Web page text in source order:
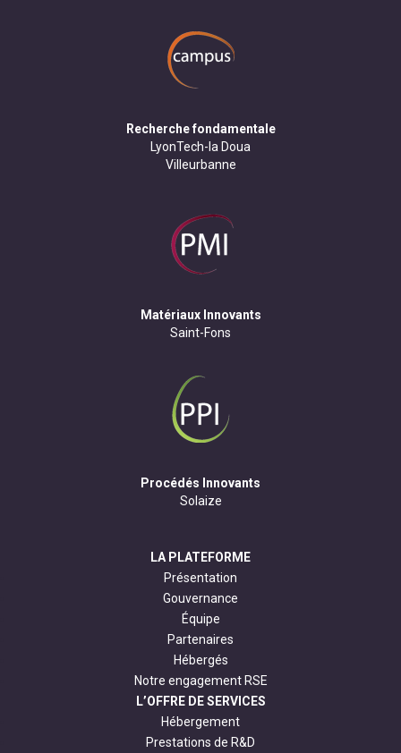
Recherche fondamentale
LyonTech-la Doua
Villeurbanne
Matériaux Innovants
Saint-Fons
Procédés Innovants
Solaize
LA PLATEFORME
Présentation
Gouvernance
Équipe
Partenaires
Hébergés
Notre engagement RSE
L’OFFRE DE SERVICES
Hébergement
Prestations de R&D